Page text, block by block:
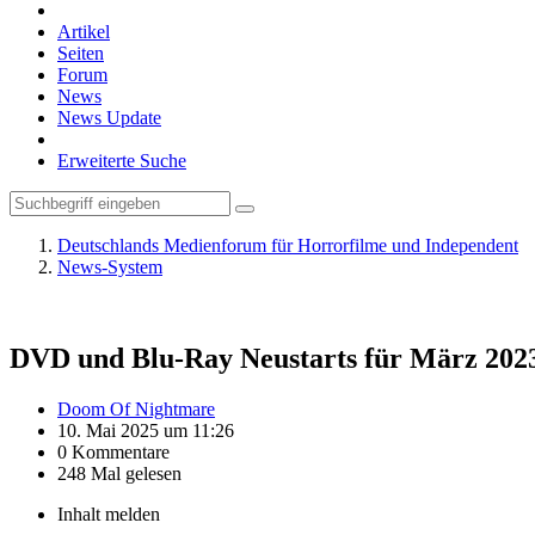
Artikel
Seiten
Forum
News
News Update
Erweiterte Suche
Deutschlands Medienforum für Horrorfilme und Independent
News-System
DVD und Blu-Ray Neustarts für März
Doom Of Nightmare
10. Mai 2025 um 11:26
0 Kommentare
248 Mal gelesen
Inhalt melden